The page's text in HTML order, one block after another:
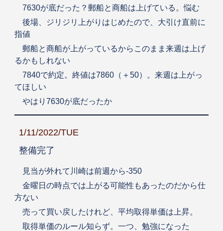
7630が底だった？郵船と商船は上げている。悩む
後場、ジリジリ上がりはじめたので、大引け直前に
指値
郵船と商船が上がっているからこのまま来週は上げ
るかもしれない
7840で約定。終値は7860（＋50）。来週は上がっ
てほしい
やはり7630が底だったか
1/11/2022/TUE
整備完了
見当が外れて川崎は前週から-350
金曜日の時点では上がる可能性もあったのだから仕
方ない
売って買い戻したけれど、平均取得単価は上昇。
取得単価のルール知らず。一つ、勉強になった